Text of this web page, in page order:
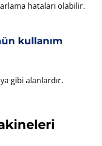
hataları olabilir.
kullanım
gibi alanlardır.